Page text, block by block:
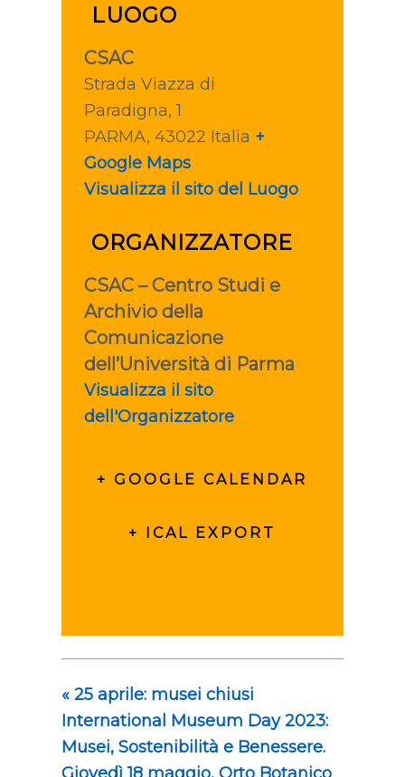
LUOGO
CSAC
Strada Viazza di
Paradigna, 1
PARMA, 43022 Italia +
Google Maps
Visualizza il sito del Luogo
ORGANIZZATORE
CSAC – Centro Studi e
Archivio della
Comunicazione
dell’Università di Parma
Visualizza il sito
dell'Organizzatore
+ GOOGLE CALENDAR
+ ICAL EXPORT
«25 aprile: musei chiusi
International Museum Day 2023:
Musei, Sostenibilità e Benessere.
Giovedì 18 maggio, Orto Botanico